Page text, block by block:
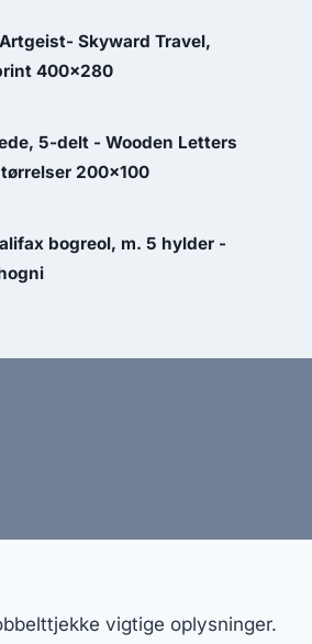
Skyward Travel,
400x280
5-delt - Wooden Letters
200x100
bogreol, m. 5 hylder -
vigtige oplysninger.